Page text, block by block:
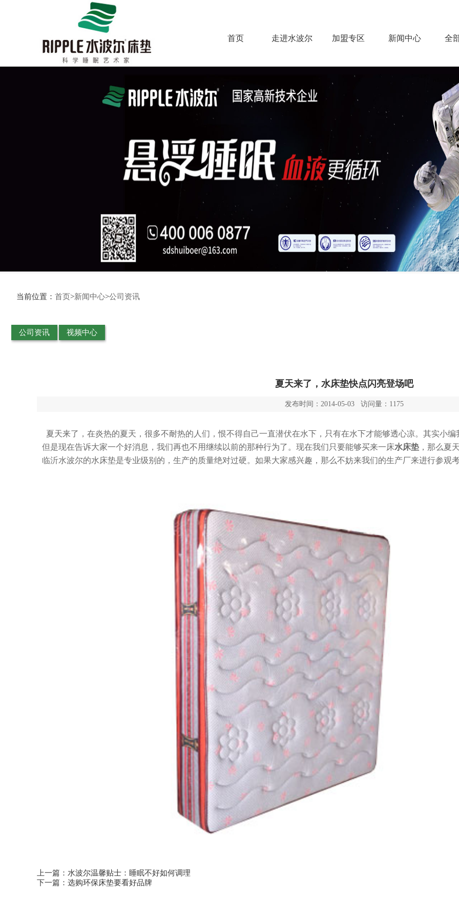
首页 走进水波尔 加盟专区 新闻中心 全
当前位置： 首页>新闻中心>公司资讯
公司资讯 视频中心
夏天来了，水床垫快点闪亮登场吧
发布时间：2014-05-03 访问量：1175
夏天来了，在炎热的夏天，很多不耐热的人们，恨不得自己一直潜伏在水下，只有在水下才能够透心凉。其实小
但是现在告诉大家一个好消息，我们再也不用继续以前的那种行为了。现在我们只要能够买来一床水床垫 ，那么夏
临沂水波尔的水床垫是专业级别的，生产的质量绝对过硬。如果大家感兴趣，那么不妨来我们的生产厂来进行参观
上一篇： 水波尔温馨贴士：睡眠不好如何调理
下一篇： 选购环保床垫要看好品牌